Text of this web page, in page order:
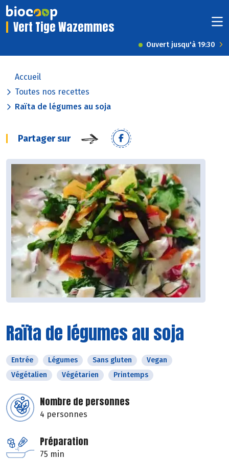
Vert Tige Wazemmes
Ouvert jusqu'à 19:30
Accueil
Toutes nos recettes
Raïta de légumes au soja
Partager sur
Raïta de légumes au soja
Entrée Légumes Sans gluten
Vegan
Végétalien
Végétarien Printemps
Nombre de personnes
4 personnes
Préparation
75 min